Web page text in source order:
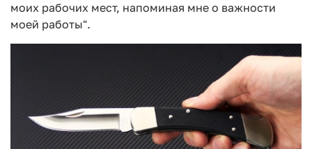
моих рабочих мест, напоминая мне о важности
моей работы".